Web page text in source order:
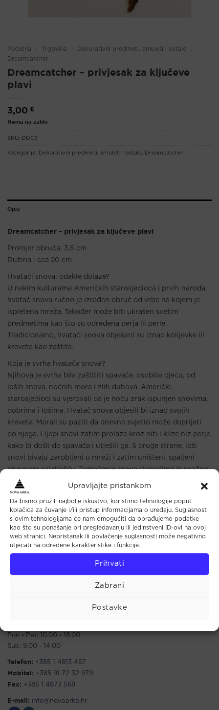
Upravljajte pristankom
Da bismo pružili najbolje iskustvo, koristimo tehnologije poput
kolačića za čuvanje i/ili pristup informacijama o uređaju. Suglasnost
s ovim tehnologijama će nam omogućiti da obrađujemo podatke
kao što su ponašanje pri pregledavanju ili jedinstveni ID-ovi na ovoj
web stranici. Nepristanak ili povlačenje suglasnosti može negativno
utjecati na određene karakteristike i funkcije.
Prihvati
Zabrani
Postavke
Početna Trgovina Dekorativni predmeti, amuleti i ostalo
Dreamcatcher
Dreamcatcher – privjesak za ključeve
plavi
3,00 €
Nema na zalihi
SKU: DDC3
Kategorije: Dekorativni predmeti, amuleti i ostalo Dreamcatcher
Opis
Dreamcatcher – privjesak za ključeve plavi
Promjer obruča: 3,5 cm
Dužina : cca 20 cm
Hvatači snova: odakle dolaze?
U nekim kulturama Američkih starosjedioca i prvih naroda,
hvatač snova ručno je izrađen obruč od vrbe na kojem je
ispletena mreža. Također može biti ukrašen svetim
predmetima kao što su određena perja ili perle.
Tradicionalno, hvatači snova obješeni su iznad kolijevke ili
kreveta kao zaštita.
Koja je svrha hvatača snova?
Njihova je svrha bila zaštititi spavače, osobito djecu, od
loših snova, noćnih mora i zlih duhova. Američki
starosjedioci su vjerovali da je noću zrak ispunjen snovima,
dobrima i lošima. Hvatač snova objesili bi iznad svojih
kreveta. Morali su paziti da dnevno svjetlo može doprijeti
do njega. Lijepi snovi zatim prolaze kroz niti i klize niz perje
kako bi došli do spavača i utješili ga. S druge strane, loši
snovi bivaju zarobljeni u mreži i zatim uništeni, spaljeni
dnevnom svjetlošću. Tumačenje snova stoljećima je snažno
utjecalo na kulturna i duhovna vjerovanja američkih
domorodaca. Vjerovali su da snovi utječu na svjesnu dušu
sanjača. Prema njima, snovi bi mogli utjecati na karakterne
osobine poput povjerenja, zrelosti, ljubaznosti i odanosti.
Maloprodaja
Pon - Pet: 10.00 - 18.00
Sub: 9.00 - 14.00
Telefon: +385 1 4813 467
Mobitel: +385 91 72 32 979
Fax: +385 1 4873 568
E-mail: info@novaarka.hr